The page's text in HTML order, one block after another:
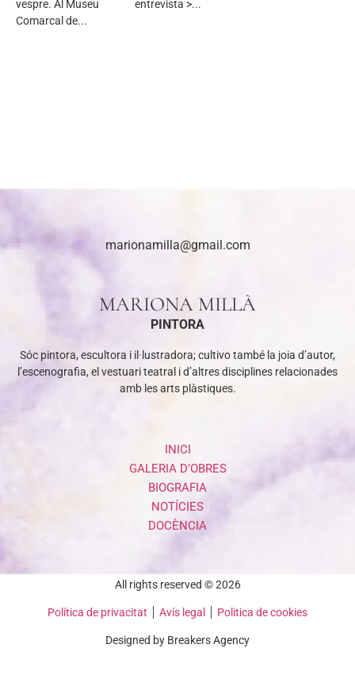
vespre. Al Museu
Comarcal de...
entrevista >...
marionamilla@gmail.com
MARIONA MILLÀ
PINTORA
Sóc pintora, escultora i il·lustradora; cultivo també la joia d’autor,
l’escenografia, el vestuari teatral i d’altres disciplines relacionades
amb les arts plàstiques.
INICI
GALERIA D’OBRES
BIOGRAFIA
NOTÍCIES
DOCÈNCIA
All rights reserved © 2026
Política de privacitat Avís legal Politica de cookies
Designed by Breakers Agency